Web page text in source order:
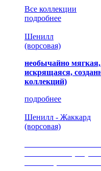
Все коллекции
подробнее
Шенилл
(ворсовая)
необычайно мягкая,
искрящаяся,
коллекций)
подробнее
Шенилл - Жаккард
(ворсовая)